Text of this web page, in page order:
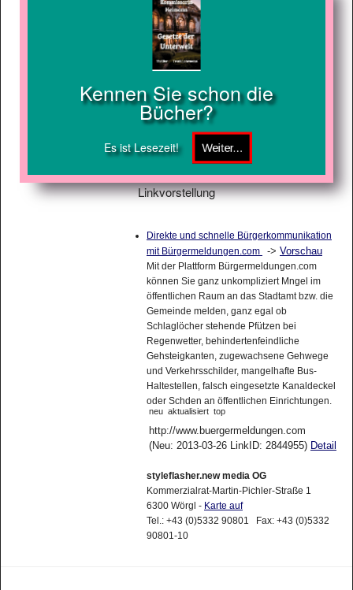
Kennen Sie schon die
Bücher?
Linkvorstellung
mit Bürgermeldungen.com ->Vorschau
Mit der Plattform Bürgermeldungen.com
können Sie ganz unkompliziert Mngel im
öffentlichen Raum an das Stadtamt bzw. die
Gemeinde melden, ganz egal ob
Schlaglöcher stehende Pfützen bei
Regenwetter, behindertenfeindliche
Gehsteigkanten, zugewachsene Gehwege
und Verkehrsschilder, mangelhafte Bus-
Haltestellen, falsch eingesetzte Kanaldeckel
oder Schden an öffentlichen Einrichtungen.
neu aktualisiert top
http://www.buergermeldungen.com
(Neu: 2013-03-26 LinkID: 2844955)
Kommerzialrat-Martin-Pichler-Straße 1
6300 Wörgl -Karte auf
Tel.: +43 (0)5332 90801 Fax: +43 (0)5332
90801-10